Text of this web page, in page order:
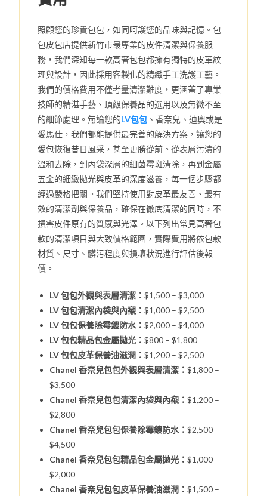
照顧您的珍貴包包，如同呵護您的品味與記憶。包
包皮包店提供新竹市最專業的皮件清潔與保養服
務，我們深知每一款高奢包包都擁有獨特的皮革紋
理與設計，因此採用客製化的精緻手工洗護工藝。
我們的價格費用不僅考量清潔難度，更涵蓋了專業
技師的精湛手藝、頂級保養品的選用以及無微不至
的細節處理。無論您的LV包包 、香奈兒、迪奧或是
愛馬仕，我們都能提供最完善的解決方案，讓您的
愛包恢復昔日風采，甚至更勝從前。從表層污漬的
溫和去除，到內袋深層的細菌霉斑清除，再到金屬
五金的細緻拋光與皮革的深度滋養，每一個步驟都
經過嚴格把關。我們堅持使用對皮革最友善、最有
效的清潔劑與保養品，確保在徹底清潔的同時，不
損害皮件原有的質感與光澤。以下列出常見高奢包
款的清潔項目與大致價格範圍，實際費用將依包款
材質、尺寸、髒污程度與損壞狀況進行評估後報
價。
LV 包包外觀與表層清潔：$1,500 – $3,000
LV 包包清潔內袋與內襯：$1,000 – $2,500
LV 包包保養除霉鍍防水：$2,000 – $4,000
LV 包包精品包金屬拋光：$800 – $1,800
LV 包包皮革保養油滋潤：$1,200 – $2,500
Chanel 香奈兒包包外觀與表層清潔：$1,800 –
$3,500
Chanel 香奈兒包包清潔內袋與內襯：$1,200 –
$2,800
Chanel 香奈兒包包保養除霉鍍防水：$2,500 –
$4,500
Chanel 香奈兒包包精品包金屬拋光：$1,000 –
$2,000
Chanel 香奈兒包包皮革保養油滋潤：$1,500 –